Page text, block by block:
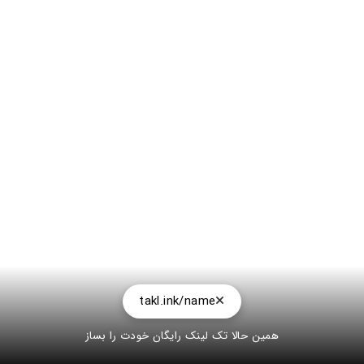
takl.ink/name
همین حالا تک لینک رایگان خودت را بساز